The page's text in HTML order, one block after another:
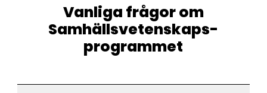
Vanliga frågor om
Samhällsvetenskaps­­
programmet